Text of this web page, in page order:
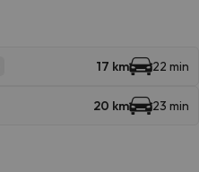
17 km 22 min
20 km 23 min